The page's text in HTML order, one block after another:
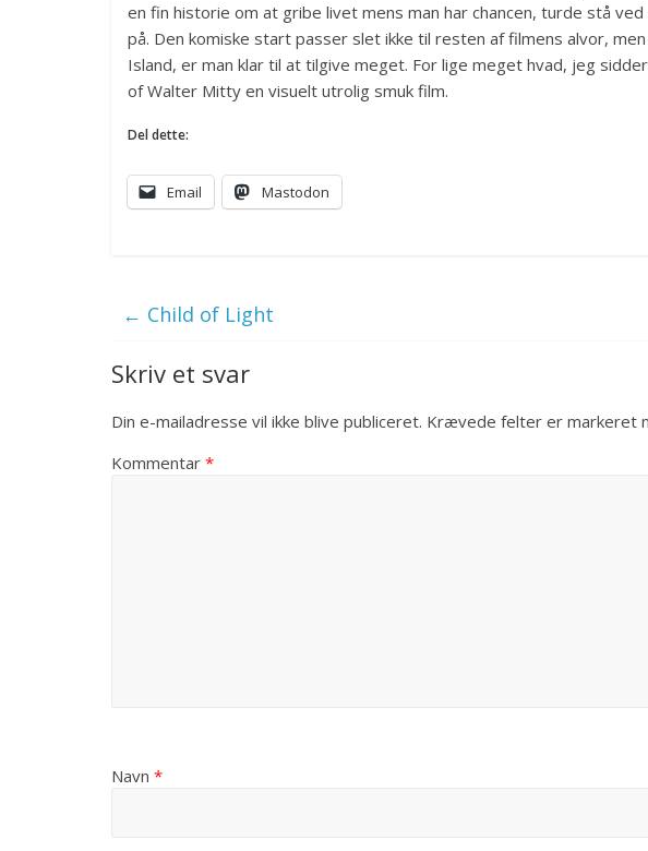
en fin historie om at gribe livet mens man har chancen, turde stå
på. Den komiske start passer slet ikke til resten af filmens alvor,
Island, er man klar til at tilgive meget. For lige meget hvad, jeg
of Walter Mitty en visuelt utrolig smuk film.
Del dette:
Email Mastodon
← Child of Light
Skriv et svar
Din e-mailadresse vil ikke blive publiceret. Krævede felter er markeret
Kommentar *
Navn *